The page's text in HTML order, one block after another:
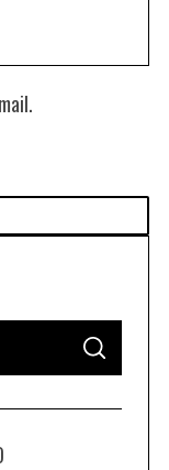
S
A
C